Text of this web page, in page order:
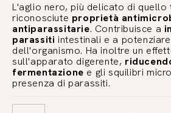
L'aglio nero, più delicato di quello
riconosciute proprietà
antiparassitarie. Contribuisce a
parassiti intestinali e a
dell'organismo. Ha inoltre un
sull'apparato digerente,
fermentazione e gli squilibri
presenza di parassiti.